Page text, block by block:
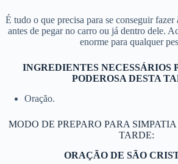
É tudo o que precisa para se conseguir fazer
antes de pegar no carro ou já dentro dele.
enorme para qualquer
INGREDIENTES NECESSÁRIOS
PODEROSA DESTA
Oração.
MODO DE PREPARO PARA
TARDE:
ORAÇÃO DE SÃO